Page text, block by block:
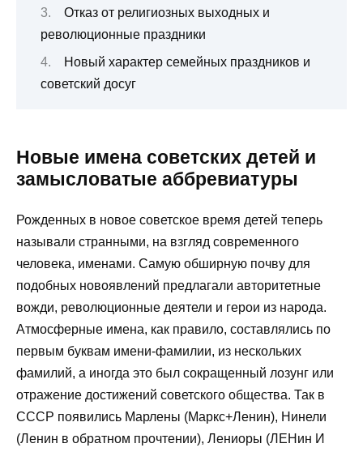
Отказ от религиозных выходных и
революционные праздники
Новый характер семейных праздников и
советский досуг
Новые имена советских детей и
замысловатые аббревиатуры
Рожденных в новое советское время детей теперь
называли странными, на взгляд современного
человека, именами. Самую обширную почву для
подобных новоявлений предлагали авторитетные
вожди, революционные деятели и герои из народа.
Атмосферные имена, как правило, составлялись по
первым буквам имени-фамилии, из нескольких
фамилий, а иногда это был сокращенный лозунг или
отражение достижений советского общества. Так в
СССР появились Марлены (Маркс+Ленин), Нинели
(Ленин в обратном прочтении), Лениоры (ЛЕНин И